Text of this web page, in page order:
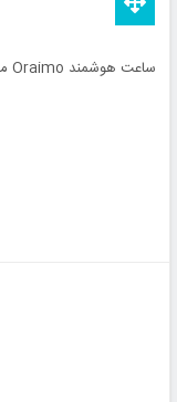
ساعت هوشمند Oraimo مدل TEMPO W3 - مشکی